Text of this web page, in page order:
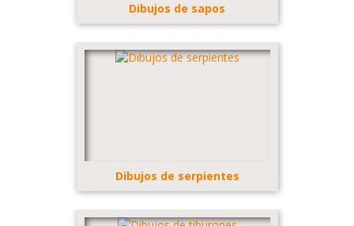
Dibujos de sapos
Dibujos de serpientes